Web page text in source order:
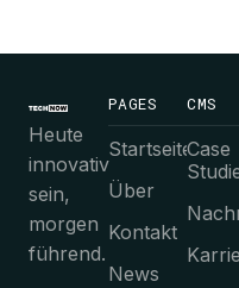
Heute
innovativ
sein,
morgen
führend.
PAGES
Startseite
Über
Kontakt
News
CMS
Case